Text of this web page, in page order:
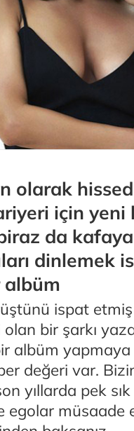
olarak
için
da
dinlemek
albüm
ispat etmiş
bir şarkı
yapmaya
değeri var.
yıllarda pek
egolar